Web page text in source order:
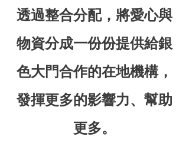
透過整合分配，將愛心與
物資分成一份份提供給銀
色大門合作的在地機構，
發揮更多的影響力、幫助
更多。